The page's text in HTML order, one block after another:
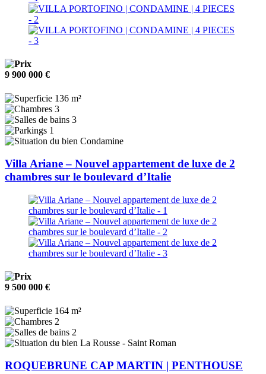
9 900 000 €
136 m²
3
3
1
Condamine
Villa Ariane – Nouvel appartement de luxe de 2
chambres sur le boulevard d’Italie
9 500 000 €
164 m²
2
2
La Rousse - Saint Roman
ROQUEBRUNE CAP MARTIN | PENTHOUSE